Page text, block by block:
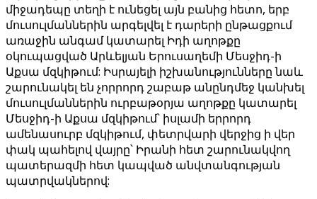
միջադեպը տեղի է ունեցել այն բանից հետո, երբ
մուսուլմաններին արգելվել է դարերի ընթացքում
առաջին անգամ կատարել Իդի աղոթքը
օկուպացված Արևելյան Երուսաղեմի Մեսջիդ-ի
Աքսա մզկիթում: Իսրայելի իշխանությունները նաև
շարունակել են չորրորդ շաբաթ անընդմեջ կանխել
մուսուլմաններին ուրբաթօրյա աղոթքը կատարել
Մեսջիդ-ի Աքսա մզկիթում՝ իսլամի երրորդ
ամենասուրբ մզկիթում, փետրվարի վերջից ի վեր
փակ պահելով վայրը՝ Իրանի հետ շարունակվող
պատերազմի հետ կապված անվտանգության
պատրվակներով: